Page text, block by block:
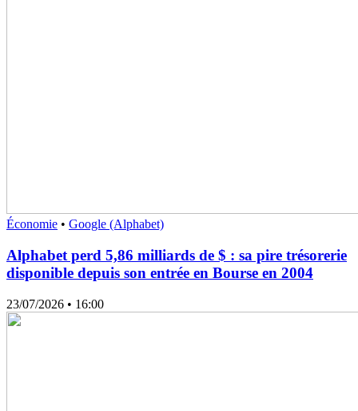
Économie • Google (Alphabet)
Alphabet perd 5,86 milliards de $ : sa pire trésorerie
disponible depuis son entrée en Bourse en 2004
23/07/2026 • 16:00